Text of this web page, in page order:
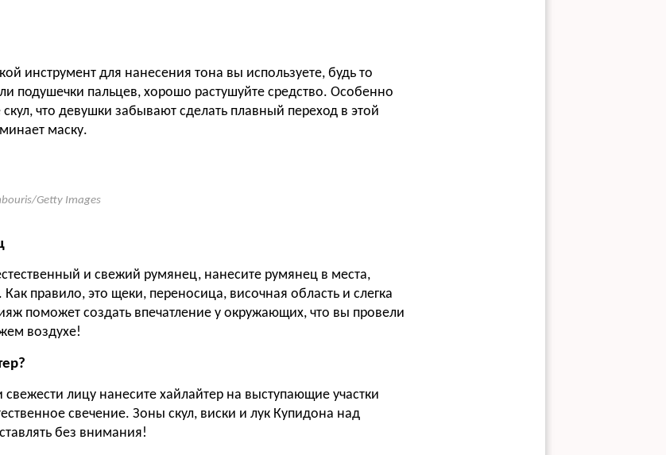
инструмент для нанесения тона вы используете, будь то
подушечки пальцев, хорошо растушуйте средство. Особенно
что девушки забывают сделать плавный переход в этой
маску.
Getty Images
и свежий румянец, нанесите румянец в места,
Как правило, это щеки, переносица, височная область и слегка
поможет создать впечатление у окружающих, что вы провели
воздухе!
лицу нанесите хайлайтер на выступающие участки
свечение. Зоны скул, виски и лук Купидона над
без внимания!